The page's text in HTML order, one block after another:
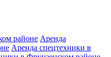
районе Аренда
Аренда спецтехники в